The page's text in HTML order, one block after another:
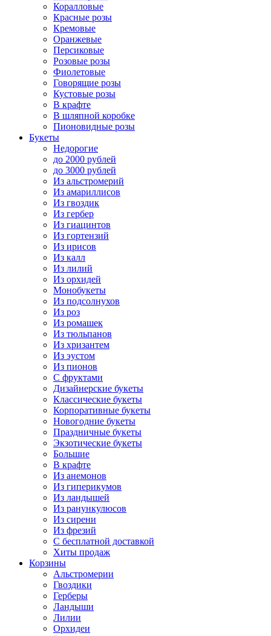
Коралловые
Красные розы
Кремовые
Оранжевые
Персиковые
Розовые розы
Фиолетовые
Говорящие розы
Кустовые розы
В крафте
В шляпной коробке
Пионовидные розы
Букеты
Недорогие
до 2000 рублей
до 3000 рублей
Из альстромерий
Из амариллисов
Из гвоздик
Из гербер
Из гиацинтов
Из гортензий
Из ирисов
Из калл
Из лилий
Из орхидей
Монобукеты
Из подсолнухов
Из роз
Из ромашек
Из тюльпанов
Из хризантем
Из эустом
Из пионов
С фруктами
Дизайнерские букеты
Классические букеты
Корпоративные букеты
Новогодние букеты
Праздничные букеты
Экзотические букеты
Большие
В крафте
Из анемонов
Из гиперикумов
Из ландышей
Из ранункулюсов
Из сирени
Из фрезий
С бесплатной доставкой
Хиты продаж
Корзины
Альстромерии
Гвоздики
Герберы
Ландыши
Лилии
Орхидеи